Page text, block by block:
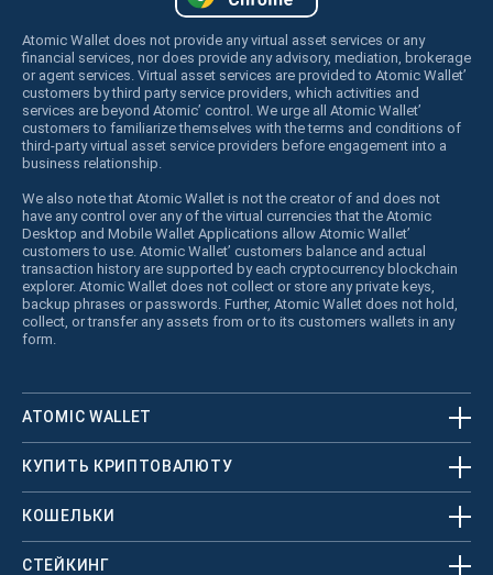
Atomic Wallet does not provide any virtual asset services or any
financial services, nor does provide any advisory, mediation, brokerage
or agent services. Virtual asset services are provided to Atomic Wallet’
customers by third party service providers, which activities and
services are beyond Atomic’ control. We urge all Atomic Wallet’
customers to familiarize themselves with the terms and conditions of
third-party virtual asset service providers before engagement into a
business relationship.
We also note that Atomic Wallet is not the creator of and does not
have any control over any of the virtual currencies that the Atomic
Desktop and Mobile Wallet Applications allow Atomic Wallet’
customers to use. Atomic Wallet’ customers balance and actual
transaction history are supported by each cryptocurrency blockchain
explorer. Atomic Wallet does not collect or store any private keys,
backup phrases or passwords. Further, Atomic Wallet does not hold,
collect, or transfer any assets from or to its customers wallets in any
form.
ATOMIC WALLET
КУПИТЬ КРИПТОВАЛЮТУ
КОШЕЛЬКИ
СТЕЙКИНГ